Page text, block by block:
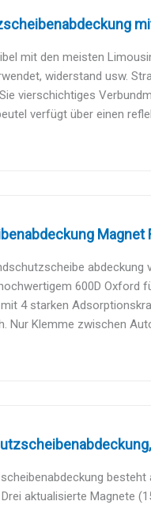
mit den meisten
widerstand usw.
vierschichtiges
verfügt über einen
Magnet
abdeckung
600D Oxford
4 starken
Nur Klemme zwischen
besteht
Drei aktualisierte Magnete